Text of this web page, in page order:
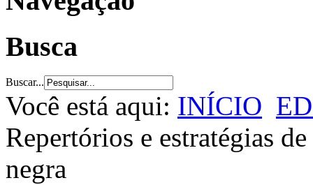
Busca
Buscar...
Você está aqui: INÍCIO
Repertórios e estratégias
negra